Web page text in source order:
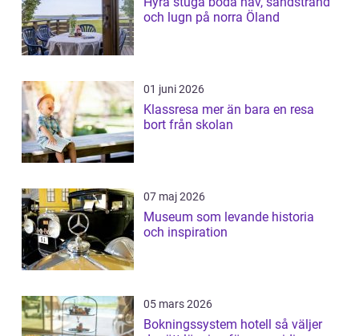
och lugn på norra Öland
01 juni 2026
Klassresa mer än bara en resa
bort från skolan
07 maj 2026
Museum som levande historia
och inspiration
05 mars 2026
Bokningssystem hotell så väljer